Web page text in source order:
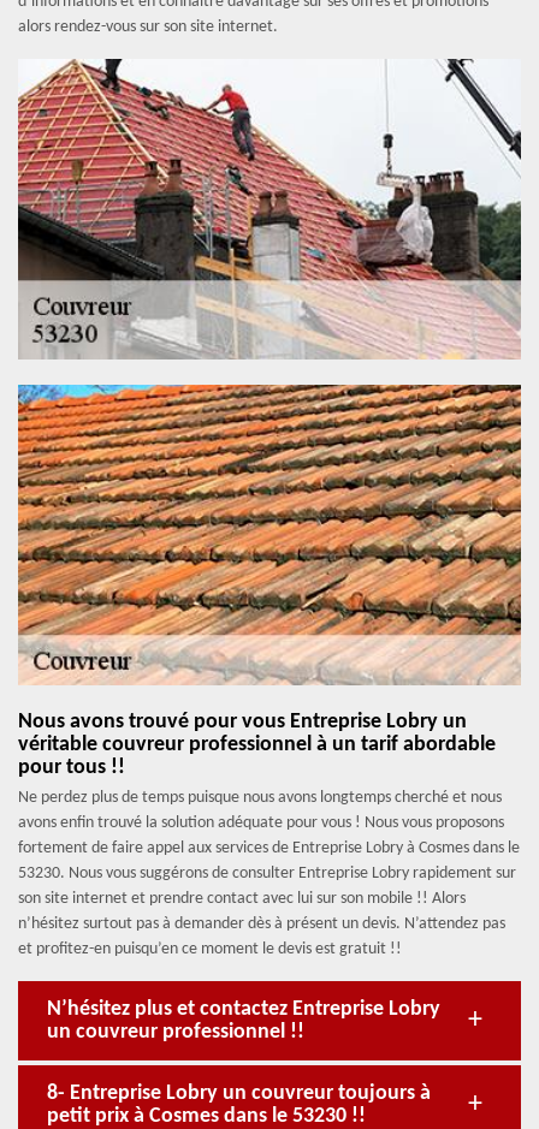
alors rendez-vous sur son site internet.
Nous avons trouvé pour vous Entreprise Lobry un
véritable couvreur professionnel à un tarif abordable
pour tous !!
Ne perdez plus de temps puisque nous avons longtemps cherché et nous
avons enfin trouvé la solution adéquate pour vous ! Nous vous proposons
fortement de faire appel aux services de Entreprise Lobry à Cosmes dans le
53230. Nous vous suggérons de consulter Entreprise Lobry rapidement sur
son site internet et prendre contact avec lui sur son mobile !! Alors
n’hésitez surtout pas à demander dès à présent un devis. N’attendez pas
et profitez-en puisqu’en ce moment le devis est gratuit !!
N’hésitez plus et contactez Entreprise Lobry
un couvreur professionnel !!
8- Entreprise Lobry un couvreur toujours à
petit prix à Cosmes dans le 53230 !!